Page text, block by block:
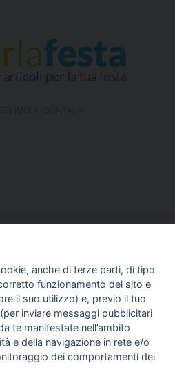
anche di terze parti, di tipo
funzionamento del sito e
il suo utilizzo) e, previo il tuo
inviare messaggi pubblicitari
te manifestate nell’ambito
e della navigazione in rete e/o
dei comportamenti dei